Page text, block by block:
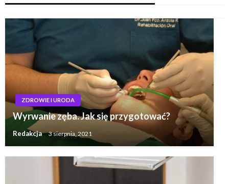
ZDROWIE I URODA
Wyrwanie zęba. Jak się przygotować?
Redakcja 3 sierpnia, 2021